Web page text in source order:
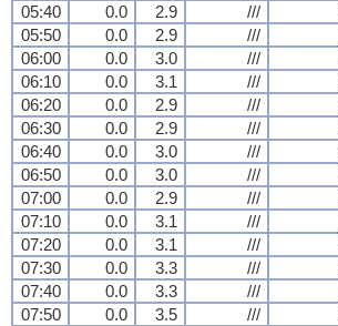
05:40
0.0 2.9 ///
05:50
0.0 2.9 ///
06:00
0.0 3.0 ///
06:10
0.0 3.1 ///
06:20
0.0 2.9 ///
06:30
0.0 2.9 ///
06:40
0.0 3.0 ///
06:50
0.0 3.0 ///
07:00
0.0 2.9 ///
07:10
0.0 3.1 ///
07:20
0.0 3.1 ///
07:30
0.0 3.3 ///
07:40
0.0 3.3 ///
07:50
0.0 3.5 ///